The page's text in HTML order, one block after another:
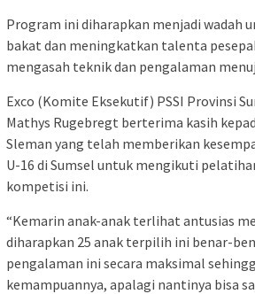
Program ini diharapkan menjadi wadah
bakat dan meningkatkan talenta
mengasah teknik dan pengalaman
Exco (Komite Eksekutif) PSSI Provinsi
Mathys Rugebregt berterima kasih
Sleman yang telah memberikan
U-16 di Sumsel untuk mengikuti
kompetisi ini.
“Kemarin anak-anak terlihat antusias
diharapkan 25 anak terpilih ini benar-
pengalaman ini secara maksimal
kemampuannya, apalagi nantinya bisa